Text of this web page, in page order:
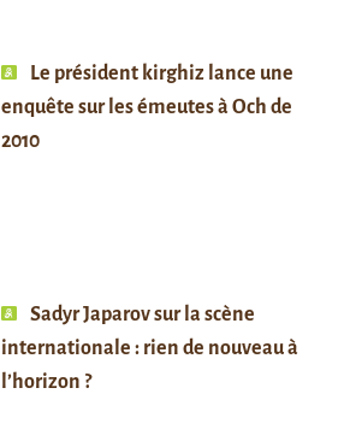
Le président kirghiz lance une
enquête sur les émeutes à Och de
2010
Sadyr Japarov sur la scène
internationale : rien de nouveau à
l’horizon ?